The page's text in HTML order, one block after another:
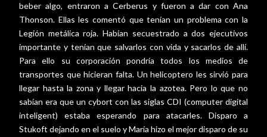
beber algo, entraron a Cerberus y fueron a dar con Ana
Thonson. Ellas les comentó que tenían un problema con la
Legión metálica roja. Habían secuestrado a dos ejecutivos
importante y tenían que salvarlos con vida y sacarlos de allí.
Para ello su corporación pondría todos los medios de
transportes que hicieran falta. Un helicoptero les sirvió para
llegar hasta la zona y llegar hacia la azotea. Pero lo que no
sabían era que un cybort con las siglas CDI (computer digital
inteligent) estaba esperando para atacarles. Disparo a
Stukoft dejando en el suelo y María hizo el mejor disparo de su